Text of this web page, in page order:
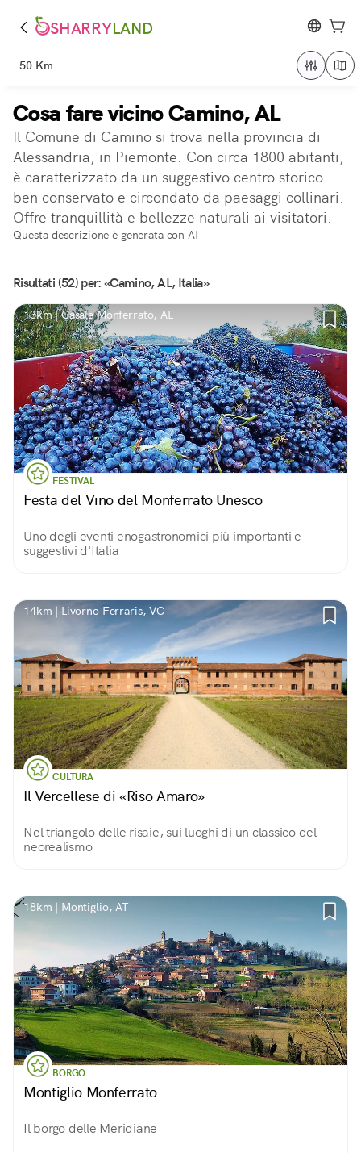
SHARRYLAND
50 Km
Cosa fare vicino Camino, AL
Il Comune di Camino si trova nella provincia di
Alessandria, in Piemonte. Con circa 1800 abitanti,
è caratterizzato da un suggestivo centro storico
ben conservato e circondato da paesaggi collinari.
Offre tranquillità e bellezze naturali ai visitatori.
Questa descrizione è generata con AI
Risultati (52) per: «Camino, AL, Italia»
13km | Casale Monferrato, AL
FESTIVAL
Festa del Vino del Monferrato Unesco
Uno degli eventi enogastronomici più importanti e
suggestivi d'Italia
14km | Livorno Ferraris, VC
CULTURA
Il Vercellese di «Riso Amaro»
Nel triangolo delle risaie, sui luoghi di un classico del
neorealismo
18km | Montiglio, AT
BORGO
Montiglio Monferrato
Il borgo delle Meridiane